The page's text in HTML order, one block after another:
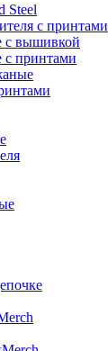
Steel
с принтами
с вышивкой
с принтами